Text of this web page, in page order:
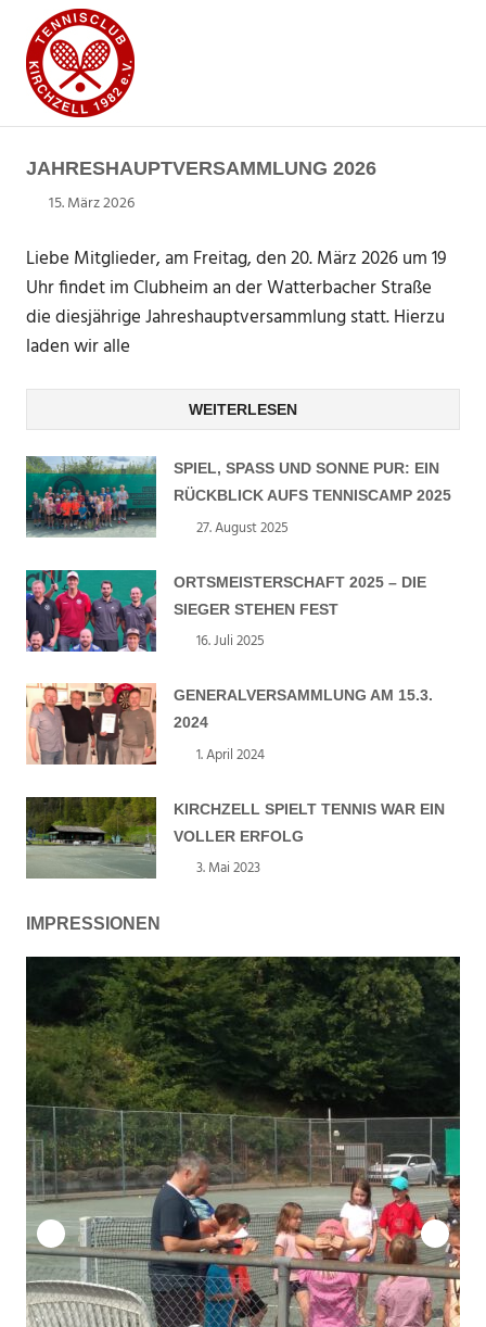
Inhalt
springen
E.V.
Alles
um
den
Kirchzell
JAHRESHAUPTVERSAMMLUNG 2026
15. März 2026
Liebe Mitglieder, am Freitag, den 20. März 2026 um 19
Uhr findet im Clubheim an der Watterbacher Straße
die diesjährige Jahreshauptversammlung statt. Hierzu
laden wir alle
WEITERLESEN
SPIEL, SPASS UND SONNE PUR: EIN R
ÜCKBLICK AUFS TENNISCAMP 2025
27. August 2025
ORTSMEISTERSCHAFT 2025 – DIE
SIEGER STEHEN FEST
16. Juli 2025
GENERALVERSAMMLUNG AM 15.3.
2024
1. April 2024
KIRCHZELL SPIELT TENNIS WAR EIN
VOLLER ERFOLG
3. Mai 2023
IMPRESSIONEN